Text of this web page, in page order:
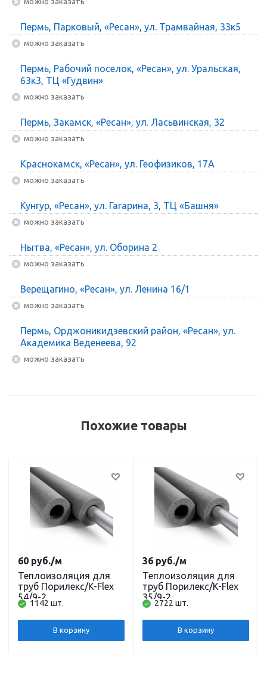
Пермь, Парковый, «Ресан», ул. Трамвайная, 33к5
Можно заказать
Пермь, Рабочий поселок, «Ресан», ул. Уральская,
63к3, ТЦ «Гудвин»
Можно заказать
Пермь, Закамск, «Ресан», ул. Ласьвинская, 32
Можно заказать
Краснокамск, «Ресан», ул. Геофизиков, 17А
Можно заказать
Кунгур, «Ресан», ул. Гагарина, 3, ТЦ «Башня»
Можно заказать
Нытва, «Ресан», ул. Оборина 2
Можно заказать
Верещагино, «Ресан», ул. Ленина 16/1
Можно заказать
Пермь, Орджоникидзевский район, «Ресан», ул.
Академика Веденеева, 92
Можно заказать
Похожие товары
Теплоизоляция для
труб Порилекс/K-Flex
54/9-2
1142 шт.
60 руб./м
В корзину
Теплоизоляция для
труб Порилекс/K-Flex
35/9-2
2722 шт.
36 руб./м
В корзину